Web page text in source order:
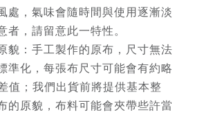
處，氣味會隨時間與使用逐漸淡
者，請留意此一特性。
貌：手工製作的原布，尺寸無法
準化，每張布尺寸可能會有約略
值；我們出貨前將提供基本整
的原貌，布料可能會夾帶些許當